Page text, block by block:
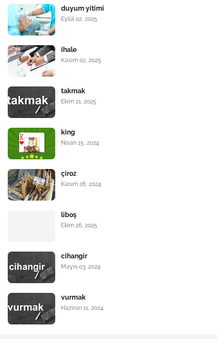
duyum yitimi
Eylül 02, 2025
ihale
Kasım 02, 2025
takmak
Ekim 21, 2025
king
Nisan 15, 2024
çiroz
Kasım 28, 2024
liboş
Ekim 26, 2025
cihangir
Mayıs 03, 2024
vurmak
Haziran 11, 2024